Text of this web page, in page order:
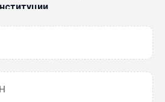
Конституции –
к человеку –Жанара